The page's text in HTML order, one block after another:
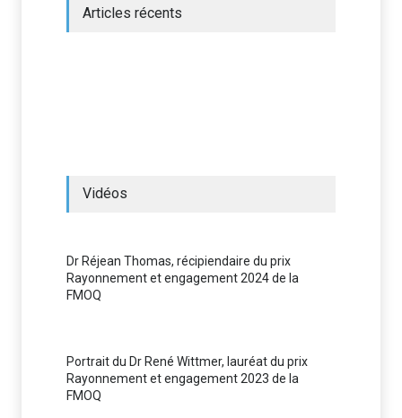
Articles récents
Vidéos
Dr Réjean Thomas, récipiendaire du prix
Rayonnement et engagement 2024 de la
FMOQ
Portrait du Dr René Wittmer, lauréat du prix
Rayonnement et engagement 2023 de la
FMOQ